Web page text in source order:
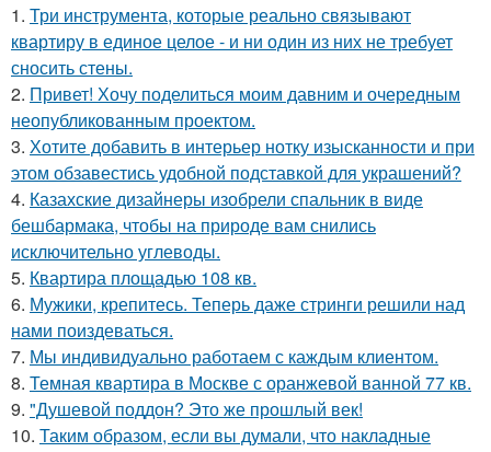
1. Три инструмента, которые реально связывают
квартиру в единое целое - и ни один из них не требует
сносить стены.
2. Привет! Хочу поделиться моим давним и очередным
неопубликованным проектом.
3. Хотите добавить в интерьер нотку изысканности и при
этом обзавестись удобной подставкой для украшений?
4. Казахские дизайнеры изобрели спальник в виде
бешбармака, чтобы на природе вам снились
исключительно углеводы.
5. Квартира площадью 108 кв.
6. Мужики, крепитесь. Теперь даже стринги решили над
нами поиздеваться.
7. Мы индивидуально работаем с каждым клиентом.
8. Темная квартира в Москве с оранжевой ванной 77 кв.
9. "Душевой поддон? Это же прошлый век!
10. Таким образом, если вы думали, что накладные